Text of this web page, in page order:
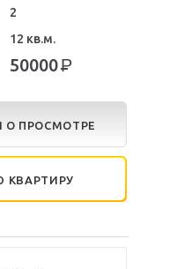
2
12 кв.м.
50000Р
О ПРОСМОТРЕ
КВАРТИРУ